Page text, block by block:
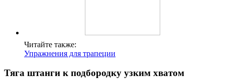
Читайте также:
Упражнения для трапеции
Тяга штанги к подбородку узким хватом